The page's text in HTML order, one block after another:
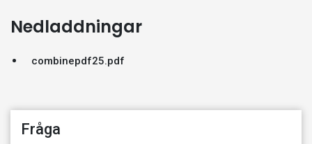
Nedladdningar
combinepdf25.pdf
Fråga